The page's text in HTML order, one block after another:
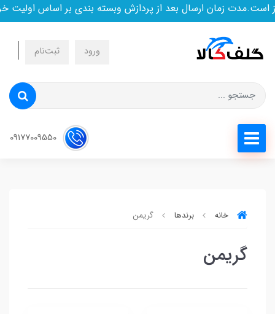
زمان ارسال بعد از پردازش وبسته بندی بر اساس اولیت
ورود ثبت‌نام
خانه برندها گریمن
گریمن